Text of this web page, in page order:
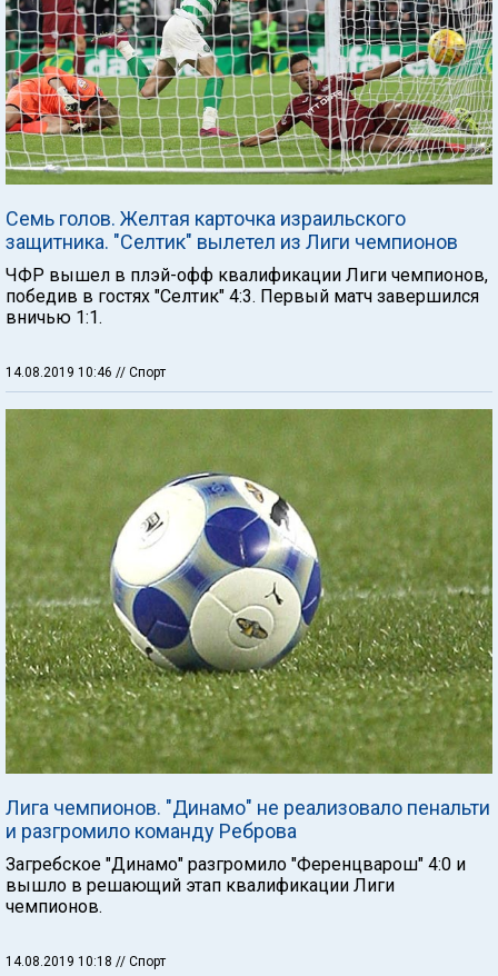
Семь голов. Желтая карточка израильского
защитника. "Селтик" вылетел из Лиги чемпионов
ЧФР вышел в плэй-офф квалификации Лиги чемпионов,
победив в гостях "Селтик" 4:3. Первый матч завершился
вничью 1:1.
14.08.2019 10:46 // Спорт
Лига чемпионов. "Динамо" не реализовало пенальти
и разгромило команду Реброва
Загребское "Динамо" разгромило "Ференцварош" 4:0 и
вышло в решающий этап квалификации Лиги
чемпионов.
14.08.2019 10:18 // Спорт